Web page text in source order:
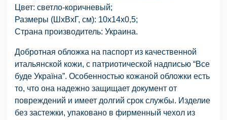
Цвет: светло-коричневый;
Размеры (ШхВхГ, см): 10х14х0,5;
Страна производитель: Украина.
Добротная обложка на паспорт из качественной
итальянской кожи, с патриотической надписью “Все
буде Україна”. Особенностью кожаной обложки есть
то, что она надежно защищает документ от
повреждений и имеет долгий срок службы. Изделие
без застежки, упаковано в фирменный чехол из